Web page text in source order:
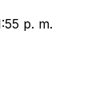
p. m.